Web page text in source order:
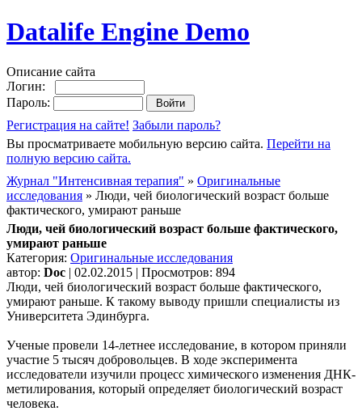
Datalife Engine Demo
Описание сайта
Логин:
Пароль:
Регистрация на сайте! Забыли пароль?
Вы просматриваете мобильную версию сайта. Перейти на
полную версию сайта.
Журнал "Интенсивная терапия" » Оригинальные
исследования » Люди, чей биологический возраст больше
фактического, умирают раньше
Люди, чей биологический возраст больше фактического,
умирают раньше
Категория: Оригинальные исследования
автор: Doc | 02.02.2015 | Просмотров: 894
Люди, чей биологический возраст больше фактического,
умирают раньше. К такому выводу пришли специалисты из
Университета Эдинбурга.
Ученые провели 14-летнее исследование, в котором приняли
участие 5 тысяч добровольцев. В ходе эксперимента
исследователи изучили процесс химического изменения ДНК-
метилирования, который определяет биологический возраст
человека.